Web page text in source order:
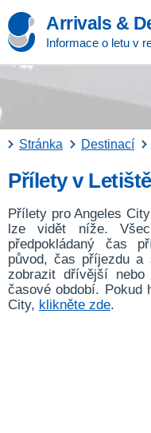
Arrivals &
Informace o letu v
Stránka Destinací
Přílety v
Přílety pro Angeles
lze vidět níže.
předpokládaný čas
původ, čas příjezdu a
zobrazit dřívější nebo
časové období. Pokud
City, klikněte zde.